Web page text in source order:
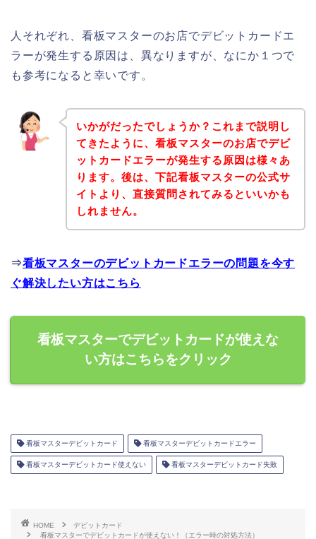
人それぞれ、看板マスターのお店でデビットカードエ
ラーが発生する原因は、異なりますが、なにか１つで
も参考になると幸いです。
いかがだったでしょうか？これまで説明し
てきたように、看板マスターのお店でデビ
ットカードエラーが発生する原因は様々あ
ります。後は、下記看板マスターの公式サ
イトより、直接質問されてみるといいかも
しれません。
⇒看板マスターのデビットカードエラーの問題を今す
ぐ解決したい方はこちら
看板マスターでデビットカードが使えな
い方はこちらをクリック
看板マスターデビットカード 看板マスターデビットカードエラー
看板マスターデビットカード使えない 看板マスターデビットカード失敗
HOME
デビットカード
看板マスターでデビットカードが使えない！（エラー時の対処方法）